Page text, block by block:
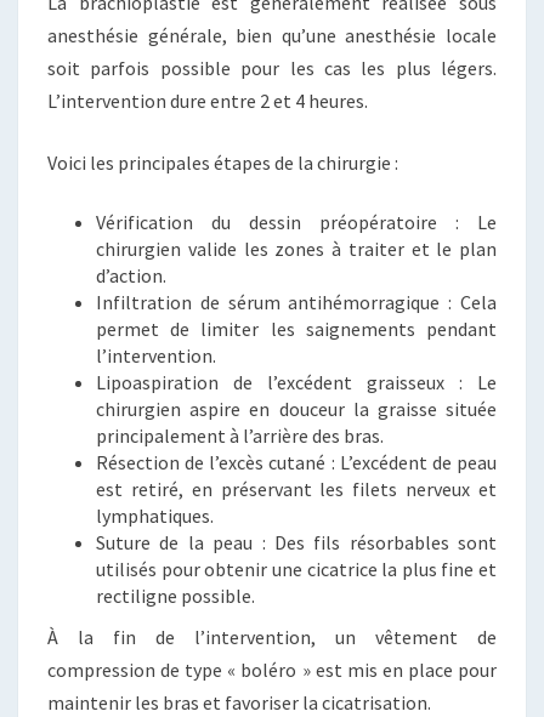
anesthésie générale, bien qu’une anesthésie locale
soit parfois possible pour les cas les plus légers.
L’intervention dure entre 2 et 4 heures.
Voici les principales étapes de la chirurgie :
Vérification du dessin préopératoire : Le
chirurgien valide les zones à traiter et le plan
d’action.
Infiltration de sérum antihémorragique : Cela
permet de limiter les saignements pendant
l’intervention.
Lipoaspiration de l’excédent graisseux : Le
chirurgien aspire en douceur la graisse située
principalement à l’arrière des bras.
Résection de l’excès cutané : L’excédent de peau
est retiré, en préservant les filets nerveux et
lymphatiques.
Suture de la peau : Des fils résorbables sont
utilisés pour obtenir une cicatrice la plus fine et
rectiligne possible.
À la fin de l’intervention, un vêtement de
compression de type « boléro » est mis en place pour
maintenir les bras et favoriser la cicatrisation.